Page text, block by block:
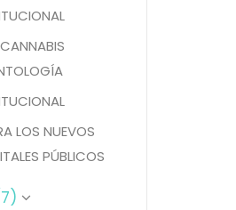
LOS NUEVOS
PÚBLICOS